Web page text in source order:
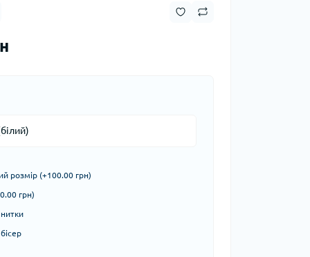
розмір (+100.00 грн)
грн)
нитки